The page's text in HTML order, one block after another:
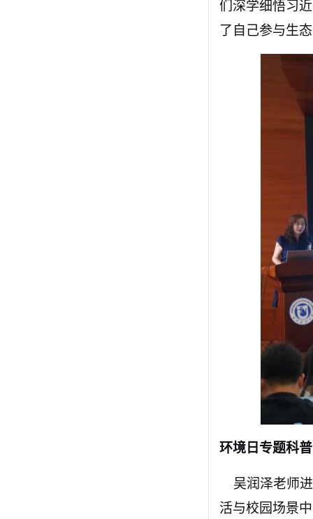
们深学细悟习
了自己参与生
环境日 专题科
吴润泽老师
活与校园场景